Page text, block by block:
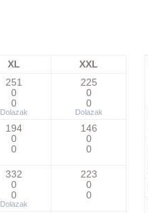
XL XXL
251
0
0
Dolazak
225
0
0
Dolazak
194
0
0
146
0
0
332
0
0
Dolazak
223
0
0